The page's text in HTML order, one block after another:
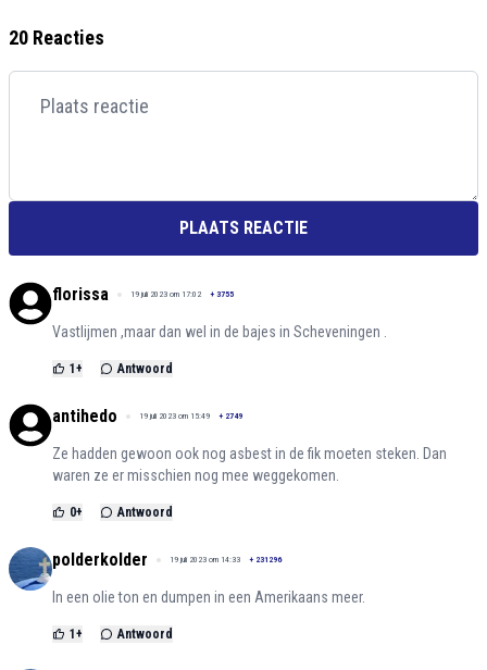
20 Reacties
PLAATS REACTIE
florissa 19 juli 2023 om 17:02 + 3755
Vastlijmen ,maar dan wel in de bajes in Scheveningen .
1 + Antwoord
antihedo 19 juli 2023 om 15:49 + 2749
Ze hadden gewoon ook nog asbest in de fik moeten steken. Dan
waren ze er misschien nog mee weggekomen.
0+ Antwoord
polderkolder 19 juli 2023 om 14:33 + 231296
In een olie ton en dumpen in een Amerikaans meer.
1 + Antwoord